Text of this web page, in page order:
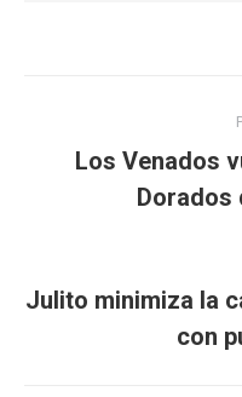
navigation
Los Venados
Dorados
Julito minimiza la
con